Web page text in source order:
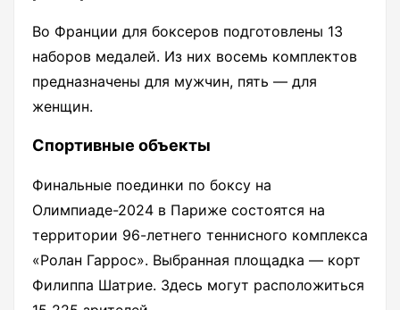
Во Франции для боксеров подготовлены 13
наборов медалей. Из них восемь комплектов
предназначены для мужчин, пять — для
женщин.
Спортивные объекты
Финальные поединки по боксу на
Олимпиаде-2024 в Париже состоятся на
территории 96-летнего теннисного комплекса
«Ролан Гаррос». Выбранная площадка — корт
Филиппа Шатрие. Здесь могут расположиться